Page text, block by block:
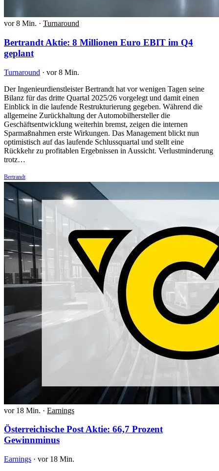
vor 8 Min. · Turnaround
Bertrandt Aktie: 8 Millionen Euro EBIT im Q4
geplant
Turnaround · vor 8 Min.
Der Ingenieurdienstleister Bertrandt hat vor wenigen Tagen seine
Bilanz für das dritte Quartal 2025/26 vorgelegt und damit einen
Einblick in die laufende Restrukturierung gegeben. Während die
allgemeine Zurückhaltung der Automobilhersteller die
Geschäftsentwicklung weiterhin bremst, zeigen die internen
Sparmaßnahmen erste Wirkungen. Das Management blickt nun
optimistisch auf das laufende Schlussquartal und stellt eine
Rückkehr zu profitablen Ergebnissen in Aussicht. Verlustminderung
trotz…
Bertrandt
vor 18 Min. · Earnings
Österreichische Post Aktie: 66,7 Prozent
Gewinnminus
Earnings · vor 18 Min.